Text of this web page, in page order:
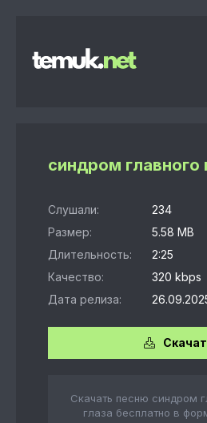
синдром главного
Слушали:
234
Размер:
5.58 MB
Длительность:
2:25
Качество:
320 kbps
Дата релиза:
Скачать песню синдром
глаза бесплатно в